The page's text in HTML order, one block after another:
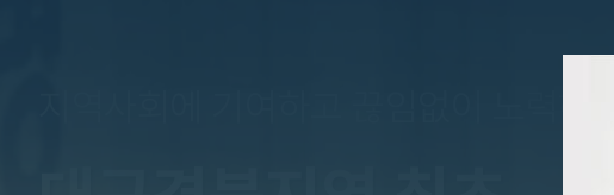
지역사회에 기여하고 끊임없이 노력하